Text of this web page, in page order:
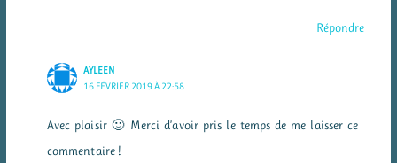
Répondre
AYLEEN
16 FÉVRIER 2019 À 22:58
Avec plaisir 🙂 Merci d’avoir pris le temps de me laisser ce
commentaire !